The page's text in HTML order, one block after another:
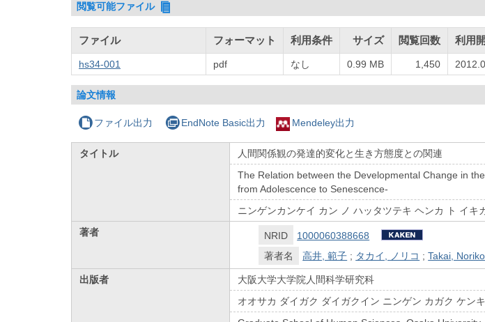
閲覧可能ファイル
ファイル フォーマット 利用条件 サイズ 閲覧回数 利用
hs34-001 pdf なし 0.99 MB 1,450
論文情報
ファイル出力 EndNote Basic出力 Mendeley出力
タイトル
人間関係観の発達的変化と生き方態度との関連
The Relation between the Developmental Change in
from Adolescence to Senescence-
ニンゲンカンケイ カン ノ ハッタツテキ ヘンカ ト イキ
著者
NRID
1000060388668
著者名
高井, 範子 ; タカイ, ノリコ ;Takai, Noriko
出版者
大阪大学大学院人間科学研究科
オオサカ ダイガク ダイガクイン ニンゲン カガク ケン